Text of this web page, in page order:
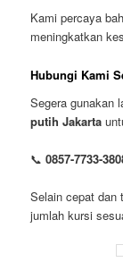
Kami percaya
meningkatkan
Hubungi Kami
Segera gunakan
putih Jakarta
📞0857-7733-
Selain cepat dan
jumlah kursi